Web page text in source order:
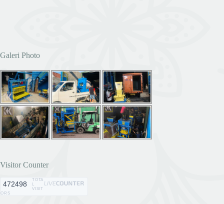
Galeri Photo
Visitor Counter
472498
TOTA
VISIT
ORS